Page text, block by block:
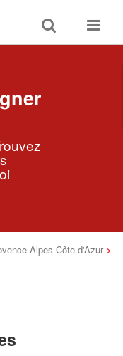
Toggle
search
Toggle
Alpes Côte d'Azur >